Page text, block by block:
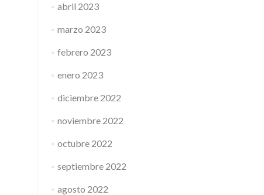
abril 2023
marzo 2023
febrero 2023
enero 2023
diciembre 2022
noviembre 2022
octubre 2022
septiembre 2022
agosto 2022